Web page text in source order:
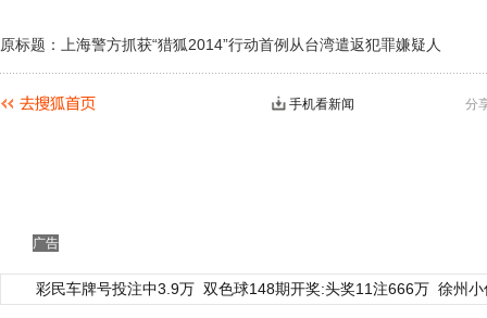
原标题：上海警方抓获“猎狐2014”行动首例从台湾遣返犯罪嫌疑人
分
手机看新闻
广告
彩民车牌号投注中3.9万 双色球148期开奖:头奖11注666万 徐州